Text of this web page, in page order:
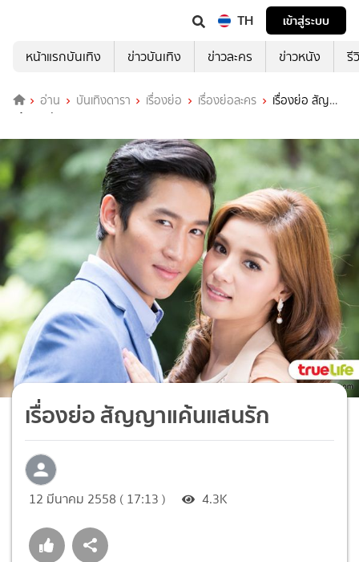
TH
เข้าสู่ระบบ
หน้าแรกบันเทิง
ข่าวบันเทิง ข่าวละคร ข่าวหนัง รี
อ่าน บันเทิงดารา เรื่องย่อ เรื่องย่อละคร
เรื่องย่อ สัญญา
แค้นแสนรัก
เรื่องย่อ สัญญาแค้นแสนรัก
12 มีนาคม 2558 ( 17:13 ) 4.3K